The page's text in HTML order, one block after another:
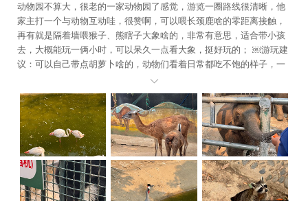
动物园不算大，很老的一家动物园了感觉，游览一圈路线很清晰，他
家主打一个与动物互动哇，很赞啊，可以喂长颈鹿啥的零距离接触，
再有就是隔着墙喂猴子、熊瞎子大象啥的，非常有意思，适合带小孩
去，大概能玩一俩小时，可以呆久一点看大象，挺好玩的； ￼游玩建
议：可以自己带点胡萝卜啥的，动物们看着日常都吃不饱的样子，一
个个的有点狼狈，有的还很瘦… 门票一人四十不算贵；平时可能有表
演，没赶上
